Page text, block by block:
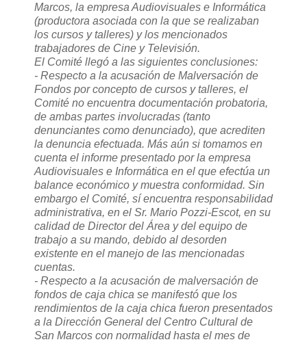
Marcos, la empresa Audiovisuales e Informática
(productora asociada con la que se realizaban
los cursos y talleres) y los mencionados
trabajadores de Cine y Televisión.
El Comité llegó a las siguientes conclusiones:
- Respecto a la acusación de Malversación de
Fondos por concepto de cursos y talleres, el
Comité no encuentra documentación probatoria,
de ambas partes involucradas (tanto
denunciantes como denunciado), que acrediten
la denuncia efectuada. Más aún si tomamos en
cuenta el informe presentado por la empresa
Audiovisuales e Informática en el que efectúa un
balance económico y muestra conformidad. Sin
embargo el Comité, sí encuentra responsabilidad
administrativa, en el Sr. Mario Pozzi-Escot, en su
calidad de Director del Área y del equipo de
trabajo a su mando, debido al desorden
existente en el manejo de las mencionadas
cuentas.
- Respecto a la acusación de malversación de
fondos de caja chica se manifestó que los
rendimientos de la caja chica fueron presentados
a la Dirección General del Centro Cultural de
San Marcos con normalidad hasta el mes de